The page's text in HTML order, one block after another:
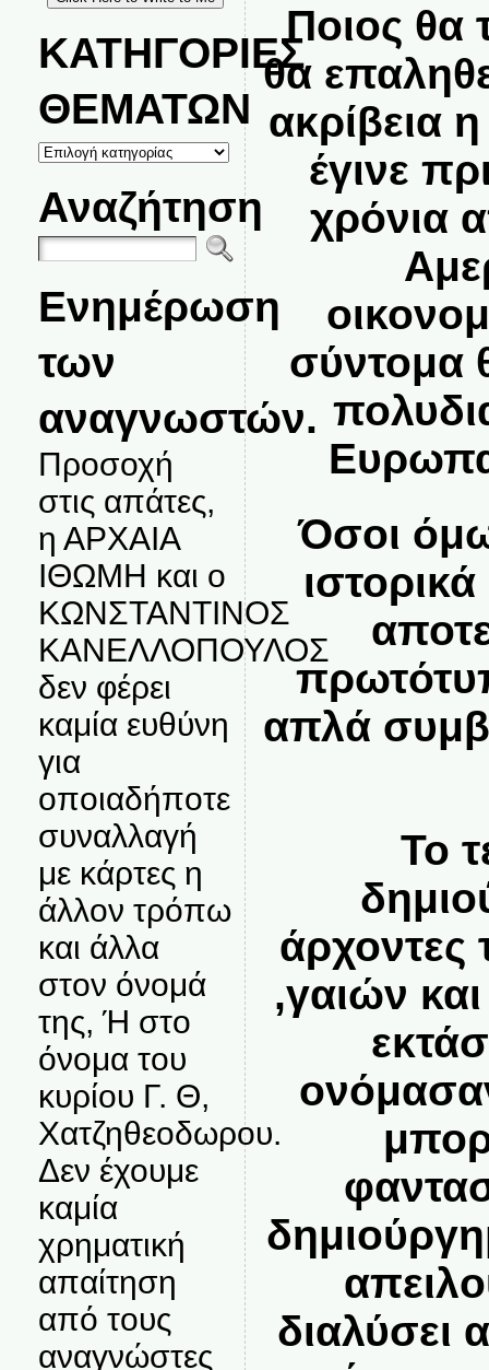
ΚΑΤΗΓΟΡΙΕΣ
ΘΕΜΑΤΩΝ
ΚΑΤΗΓΟΡΙΕΣ
ΘΕΜΑΤΩΝ
Αναζήτηση
Ενημέρωση
των
αναγνωστών.
Προσοχή
στις απάτες,
η ΑΡΧΑΙΑ
ΙΘΩΜΗ και ο
ΚΩΝΣΤΑΝΤΙΝΟΣ
ΚΑΝΕΛΛΟΠΟΥΛΟΣ
δεν φέρει
καμία ευθύνη
για
οποιαδήποτε
συναλλαγή
με κάρτες η
άλλον τρόπω
και άλλα
στον όνομά
της, Ή στο
όνομα του
κυρίου Γ. Θ,
Χατζηθεοδωρου.
Δεν έχουμε
καμία
χρηματική
απαίτηση
από τους
αναγνώστες
Ποιος θα
θα
ακρίβεια
έγινε
χρόνια
σύντομα
Όσοι
απλά
Το
άρχοντες
,γαιών
διαλύσει